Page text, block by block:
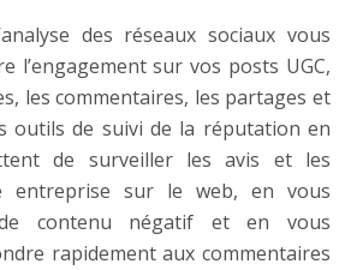
des réseaux sociaux vous
l’engagement sur vos posts UGC,
les commentaires, les partages et
outils de suivi de la réputation en
de surveiller les avis et les
entreprise sur le web, en vous
contenu négatif et en vous
rapidement aux commentaires